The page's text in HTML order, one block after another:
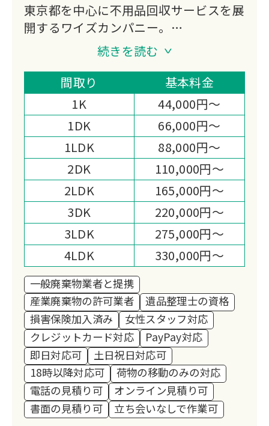
東京都を中心に不用品回収サービスを展
開するワイズカンパニー。
即日対応可能なスピーディーな回収体制
一般家庭から事業所まで、あらゆる不用
品の処分をサポート。
明瞭な料金体系と丁寧な対応で、お客様
の「困った」を迅速に解決いたします。
続きを読む
間取り
基本料金
1K
44,000円～
1DK
66,000円～
1LDK
88,000円～
2DK
110,000円～
2LDK
165,000円～
3DK
220,000円～
3LDK
275,000円～
4LDK
330,000円～
一般廃棄物業者と提携
産業廃棄物の許可業者
遺品整理士の資格
損害保険加入済み
女性スタッフ対応
クレジットカード対応
PayPay対応
即日対応可
土日祝日対応可
18時以降対応可
荷物の移動のみの対応
電話の見積り可
オンライン見積り可
書面の見積り可
立ち会いなしで作業可